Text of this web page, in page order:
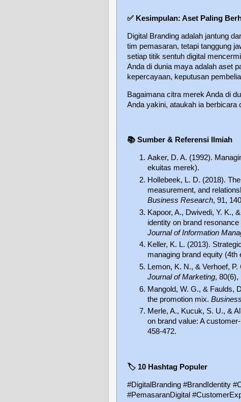
✅ Kesimpulan: Aset Paling
Digital Branding adalah jantung
tim pemasaran, tetapi tanggung
setiap titik sentuh digital
Anda di dunia maya adalah aset
kepercayaan, keputusan
Bagaimana citra merek Anda di
Anda yakini, ataukah ia berbicara
📚 Sumber & Referensi Ilmiah
Aaker, D. A. (1992).
ekuitas merek).
Hollebeek, L. D. (2018).
measurement, and
Business Research, 91,
Kapoor, A., Dwivedi, Y. K.,
identity on brand
Journal of Information
Keller, K. L. (2013).
managing brand equity (4th
Lemon, K. N., & Verhoef,
Journal of Marketing, 80(6),
Mangold, W. G., & Faulds,
the promotion mix.
Merle, A., Kucuk, S. U., &
on brand value: A
458-472.
🏷️ 10 Hashtag Populer
#DigitalBranding #BrandIdentity
#PemasaranDigital